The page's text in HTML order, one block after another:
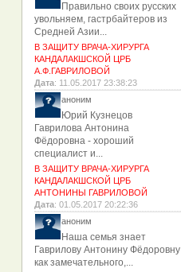
Правильно своих русских
увольняем, гастрбайтеров из
Средней Азии...
В ЗАЩИТУ ВРАЧА-ХИРУРГА
КАНДАЛАКШСКОЙ ЦРБ
А.Ф.ГАВРИЛОВОЙ
Дата: 11.05.2017 23:38:23
аноним
Юрий Кузнецов
Гаврилова Антонина
Фёдоровна - хороший
специалист и...
В ЗАЩИТУ ВРАЧА-ХИРУРГА
КАНДАЛАКШСКОЙ ЦРБ
АНТОНИНЫ ГАВРИЛОВОЙ
Дата: 01.05.2017 20:22:36
аноним
Наша семья знает
Гаврилову Антонину Фёдоровну
как замечательного,...